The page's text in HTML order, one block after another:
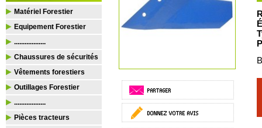
Matériel Forestier
Equipement Forestier
..................
Chaussures de sécurités
Vêtements forestiers
Outillages Forestier
..................
Pièces tracteurs